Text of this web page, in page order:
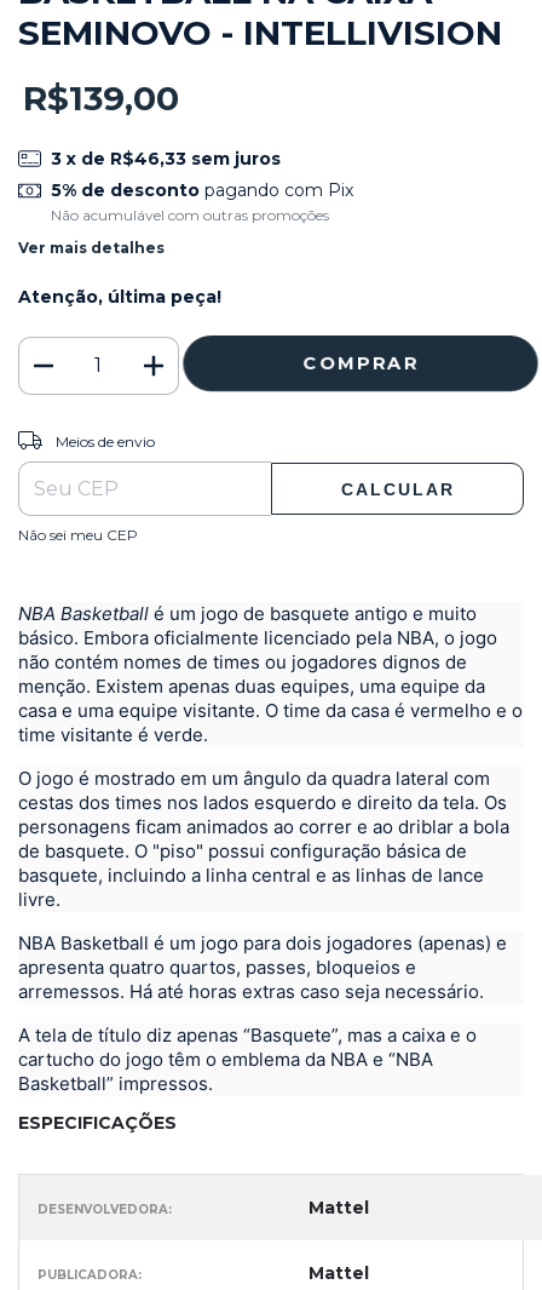
SEMINOVO - INTELLIVISION
R$139,00
3 x de R$46,33 sem juros
5% de descontopagando com Pix
Não acumulável com outras promoções
Ver mais detalhes
Atenção, última peça!
Entregas para o CEP:
Meios de envio
CALCULAR
Não sei meu CEP
NBA Basketball é um jogo de basquete antigo e muito
básico. Embora oficialmente licenciado pela NBA, o jogo
não contém nomes de times ou jogadores dignos de
menção. Existem apenas duas equipes, uma equipe da
casa e uma equipe visitante. O time da casa é vermelho e o
time visitante é verde.
O jogo é mostrado em um ângulo da quadra lateral com
cestas dos times nos lados esquerdo e direito da tela. Os
personagens ficam animados ao correr e ao driblar a bola
de basquete. O "piso" possui configuração básica de
basquete, incluindo a linha central e as linhas de lance
livre.
NBA Basketball é um jogo para dois jogadores (apenas) e
apresenta quatro quartos, passes, bloqueios e
arremessos. Há até horas extras caso seja necessário.
A tela de título diz apenas “Basquete”, mas a caixa e o
cartucho do jogo têm o emblema da NBA e “NBA
Basketball” impressos.
ESPECIFICAÇÕES
DESENVOLVEDORA: Mattel
PUBLICADORA: Mattel